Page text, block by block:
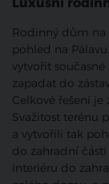
Rodinný dům
pohled na
vytvořit
zapadat do
Celkové řešení
Svažitost terénu
a vytvořili tak
do zahradní
interiéru do